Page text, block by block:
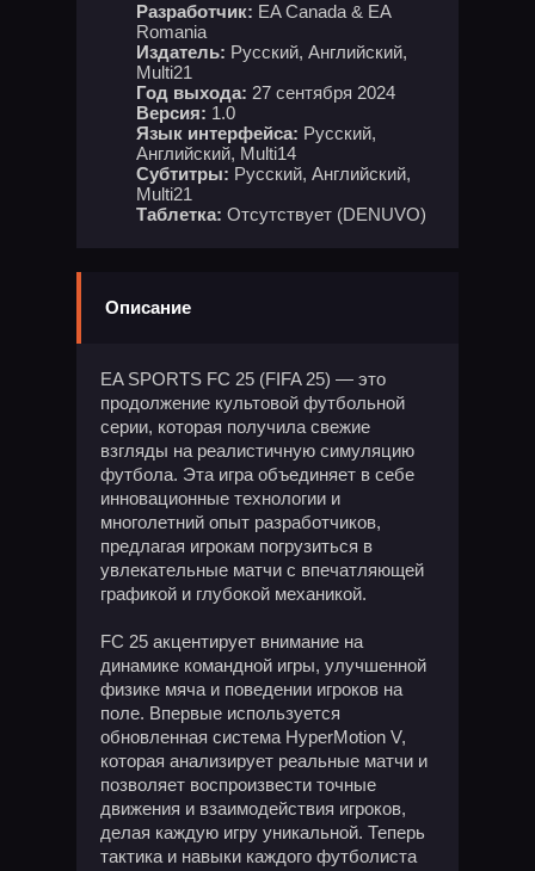
Разработчик: EA Canada & EA
Romania
Издатель: Русский, Английский,
Multi21
Год выхода: 27 сентября 2024
Версия: 1.0
Язык интерфейса: Русский,
Английский, Multi14
Субтитры: Русский, Английский,
Multi21
Таблетка: Отсутствует (DENUVO)
Описание
EA SPORTS FC 25 (FIFA 25) — это
продолжение культовой футбольной
серии, которая получила свежие
взгляды на реалистичную симуляцию
футбола. Эта игра объединяет в себе
инновационные технологии и
многолетний опыт разработчиков,
предлагая игрокам погрузиться в
увлекательные матчи с впечатляющей
графикой и глубокой механикой.
FC 25 акцентирует внимание на
динамике командной игры, улучшенной
физике мяча и поведении игроков на
поле. Впервые используется
обновленная система HyperMotion V,
которая анализирует реальные матчи и
позволяет воспроизвести точные
движения и взаимодействия игроков,
делая каждую игру уникальной. Теперь
тактика и навыки каждого футболиста